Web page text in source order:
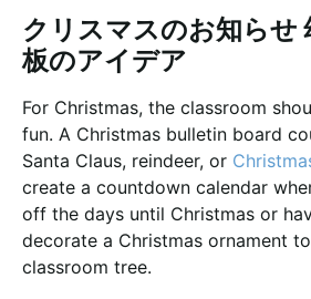
クリスマスのお知らせ
板のアイデア
For Christmas, the classroom
fun. A Christmas bulletin board
Santa Claus, reindeer, or
create a countdown calendar
off the days until Christmas or
decorate a Christmas ornament
classroom tree.